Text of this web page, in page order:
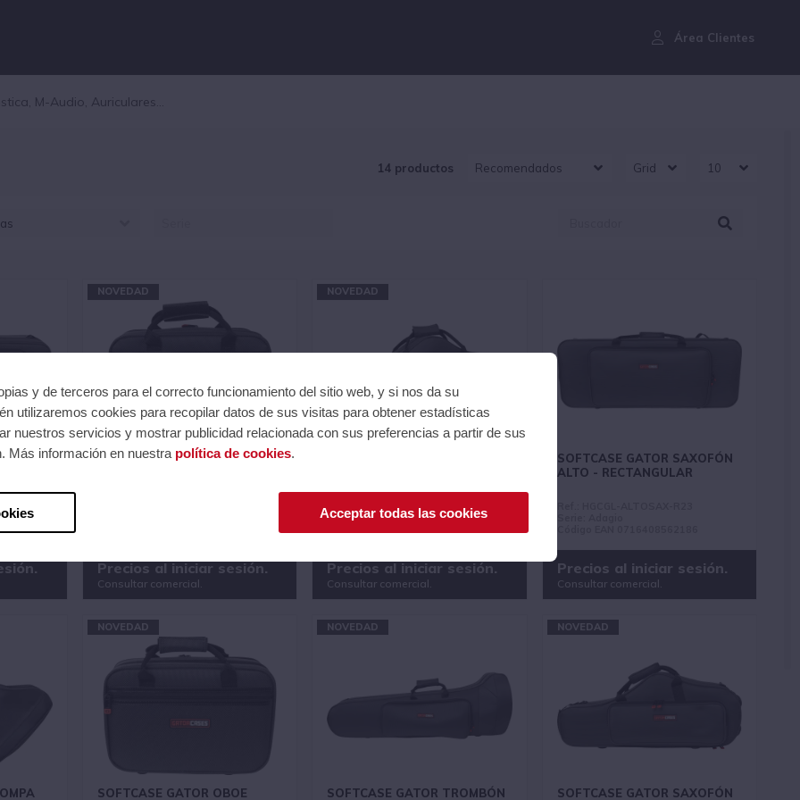
Área Clientes
14 productos
NOVEDAD
SOFTCASE GATOR CLARINETE
Precios al iniciar sesión.
Consultar comercial.
NOVEDAD
Ref.: HGCGL-TENORSAX-S23
Serie: Adagio
Precios al iniciar sesión.
Consultar comercial.
SOFTCASE GATOR SAXOFÓN
ALTO - RECTANGULAR
Precios al iniciar sesión.
Consultar comercial.
NOVEDAD
SOFTCASE GATOR OBOE
NOVEDAD
SOFTCASE GATOR TROMBÓN
NOVEDAD
SOFTCASE GATOR SAXOFÓN
y de terceros para el correcto funcionamiento del sitio web, y si nos da su
utilizaremos cookies para recopilar datos de sus visitas para obtener estadísticas
nuestros servicios y mostrar publicidad relacionada con sus preferencias a partir de sus
Más información en nuestra política de cookies.
Acceptar todas las cookies